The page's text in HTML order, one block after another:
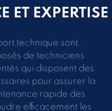
ET EXPERTISE
technique sont
de techniciens
qui disposent des
pour assurer la
rapide des
efficacement les